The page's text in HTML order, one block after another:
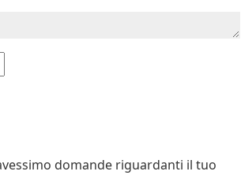
domande riguardanti il tuo